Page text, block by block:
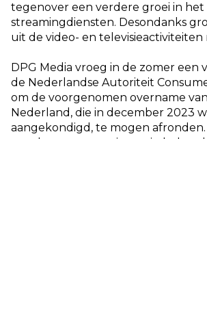
tegenover een verdere groei in
streamingdiensten. Desondanks
uit de video- en televisieactiviteiten
DPG Media vroeg in de zomer een
de Nederlandse Autoriteit
om de voorgenomen overname
Nederland, die in december 2023
aangekondigd, te mogen
van deze aanvraag is nog in